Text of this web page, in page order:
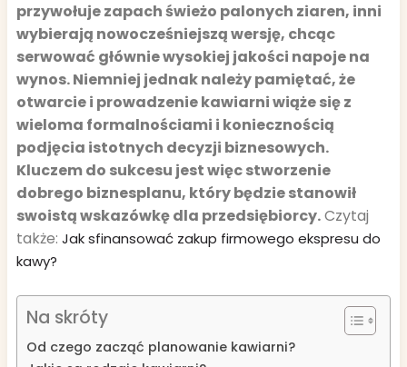
przywołuje zapach świeżo palonych ziaren, inni
wybierają nowocześniejszą wersję, chcąc
serwować głównie wysokiej jakości napoje na
wynos. Niemniej jednak należy pamiętać, że
otwarcie i prowadzenie kawiarni wiąże się z
wieloma formalnościami i koniecznością
podjęcia istotnych decyzji biznesowych.
Kluczem do sukcesu jest więc stworzenie
dobrego biznesplanu, który będzie stanowił
swoistą wskazówkę dla przedsiębiorcy.Czytaj
także: Jak sfinansować zakup firmowego ekspresu do
kawy?
Na skróty
Od czego zacząć planowanie kawiarni?